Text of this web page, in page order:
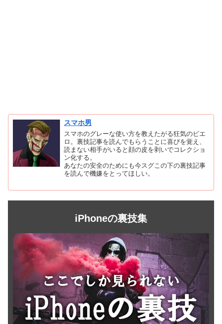
スマホ男
スマホのグレーな使い方を教えたがる狂気のピエ
ロ。裏技記事を読んでもらうことに喜びを覚え、
読まない相手がいると顔の皮を剥いでコレクショ
ン化する。
あなたの安全のためにも今スグこの下の裏技記事
を読んで機嫌をとってほしい。
iPhoneの裏技集